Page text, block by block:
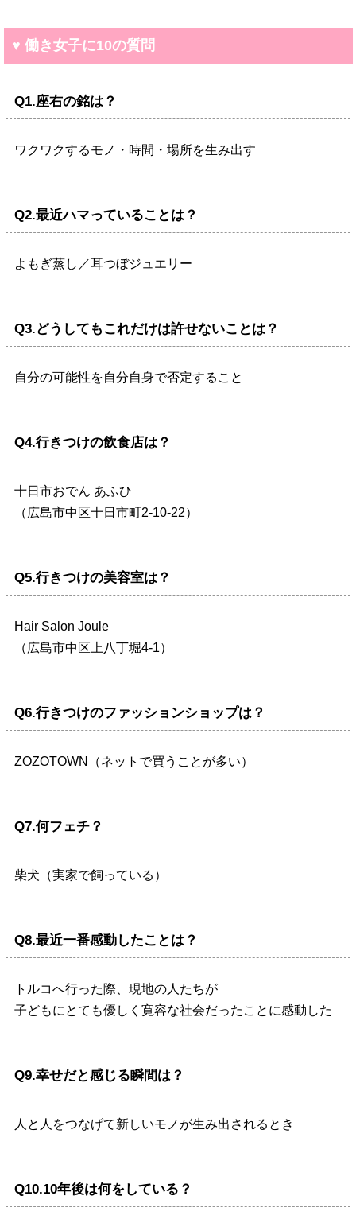
♥ 働き女子に10の質問
Q1.座右の銘は？
ワクワクするモノ・時間・場所を生み出す
Q2.最近ハマっていることは？
よもぎ蒸し／耳つぼジュエリー
Q3.どうしてもこれだけは許せないことは？
自分の可能性を自分自身で否定すること
Q4.行きつけの飲食店は？
十日市おでん あふひ
（広島市中区十日市町2-10-22）
Q5.行きつけの美容室は？
Hair Salon Joule
（広島市中区上八丁堀4-1）
Q6.行きつけのファッションショップは？
ZOZOTOWN（ネットで買うことが多い）
Q7.何フェチ？
柴犬（実家で飼っている）
Q8.最近一番感動したことは？
トルコへ行った際、現地の人たちが
子どもにとても優しく寛容な社会だったことに感動した
Q9.幸せだと感じる瞬間は？
人と人をつなげて新しいモノが生み出されるとき
Q10.10年後は何をしている？